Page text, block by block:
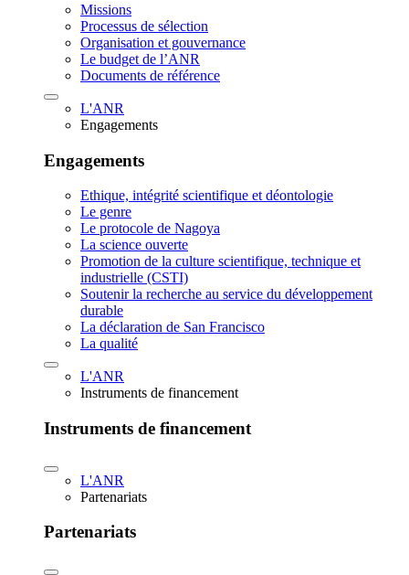
Missions
Processus de sélection
Organisation et gouvernance
Le budget de l’ANR
Documents de référence
L'ANR
Engagements
Engagements
Ethique, intégrité scientifique et déontologie
Le genre
Le protocole de Nagoya
La science ouverte
Promotion de la culture scientifique, technique et
industrielle (CSTI)
Soutenir la recherche au service du développement
durable
La déclaration de San Francisco
La qualité
L'ANR
Instruments de financement
Instruments de financement
L'ANR
Partenariats
Partenariats